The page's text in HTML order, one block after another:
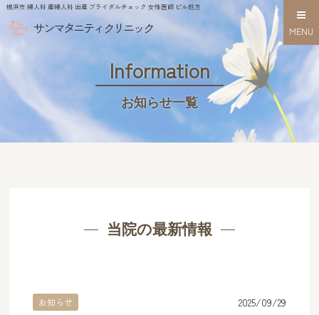
横浜市 婦人科 産婦人科 出産 ブライダルチェック 女性医師 ピル処方
サンマタニティクリニック MENU
Information
お知らせ一覧
当院の最新情報
お知らせ 2025/09/29